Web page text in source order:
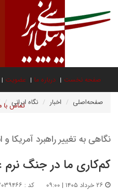
صفحه نخست درباره ما عضویت
تماس با صفحه‌اصلی اخبار نگاه ایرانی
نگاهی به تغییر راهبرد آمریکا و
کم‌کاری ما در جنگ
کد : ۲۰۳۹۴۶۶